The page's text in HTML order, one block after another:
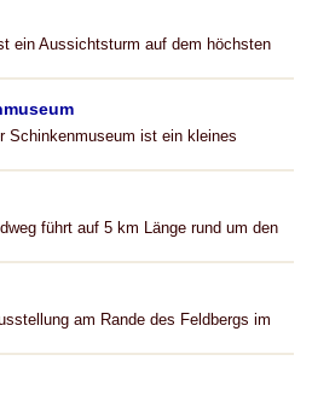
ein Aussichtsturm auf dem höchsten
Schinkenmuseum ist ein kleines
führt auf 5 km Länge rund um den
am Rande des Feldbergs im